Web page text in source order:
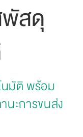
พัสดุ
ะการขนส่ง